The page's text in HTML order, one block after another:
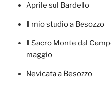
Aprile sul Bardello
Il mio studio a Besozzo
Il Sacro Monte dal
maggio
Nevicata a Besozzo